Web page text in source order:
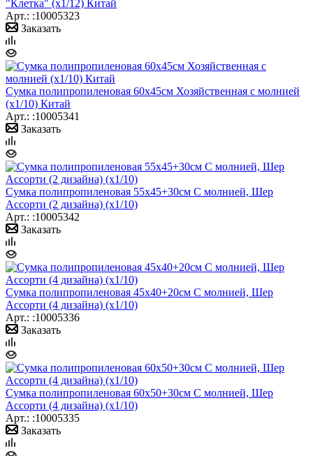
"Клетка" (х1/12) Китай
Арт.: :10005323
Заказать
Сумка полипропиленовая 60х45см Хозяйственная с молнией
(х1/10) Китай
Арт.: :10005341
Заказать
Сумка полипропиленовая 55х45+30см С молнией, Шер
Ассорти (2 дизайна) (х1/10)
Арт.: :10005342
Заказать
Сумка полипропиленовая 45х40+20см С молнией, Шер
Ассорти (4 дизайна) (х1/10)
Арт.: :10005336
Заказать
Сумка полипропиленовая 60х50+30см С молнией, Шер
Ассорти (4 дизайна) (х1/10)
Арт.: :10005335
Заказать